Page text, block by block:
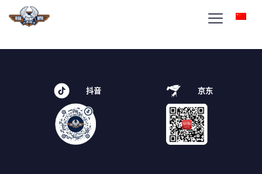
beleasing2-home-icon4
抖音 京东